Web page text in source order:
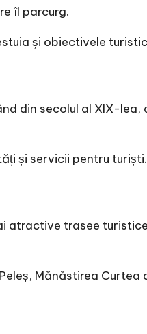
îl parcurg.
și obiectivele
din secolul al XIX-
și servicii pentru turiști.
atractive trasee
Mănăstirea Curtea